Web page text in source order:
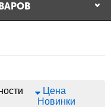
Цена
Новинки